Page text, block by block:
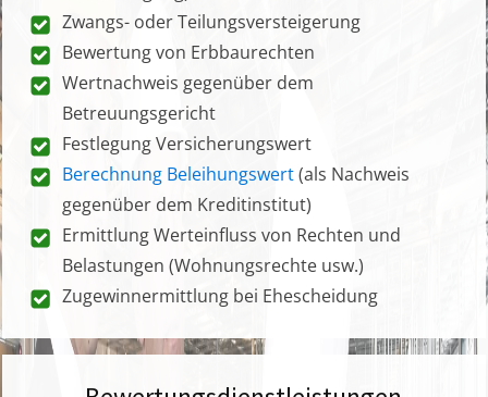
Zwangs- oder Teilungsversteigerung
Bewertung von Erbbaurechten
Wertnachweis gegenüber dem
Betreuungsgericht
Festlegung Versicherungswert
Berechnung Beleihungswert(als Nachweis
gegenüber dem Kreditinstitut)
Ermittlung Werteinfluss von Rechten und
Belastungen (Wohnungsrechte usw.)
Zugewinnermittlung bei Ehescheidung